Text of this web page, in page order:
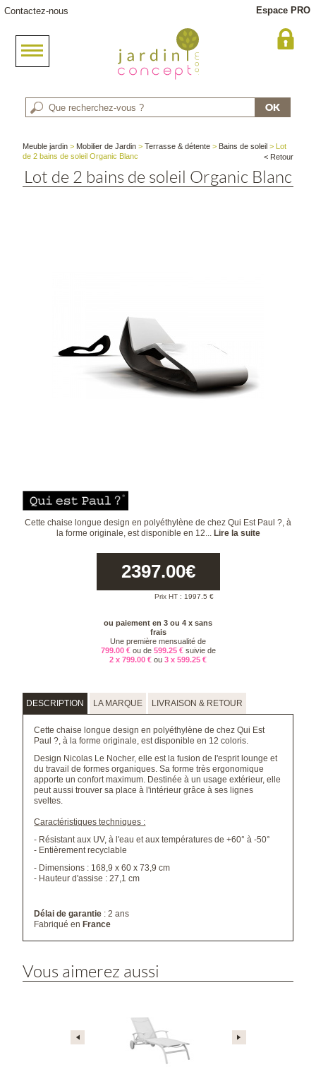
Contactez-nous Espace PRO
Meuble jardin > Mobilier de Jardin >Terrasse & détente > Bains de soleil > Lot
de 2 bains de soleil Organic Blanc
< Retour
Lot de 2 bains de soleil Organic Blanc
Cette chaise longue design en polyéthylène de chez Qui Est Paul ?, à
la forme originale, est disponible en 12... Lire la suite
2397.00€
Prix HT : 1997.5 €
ou paiement en 3 ou 4 x sans
frais
Une première mensualité de
799.00 €ou de 599.25 €suivie de
2 x 799.00 € ou 3 x 599.25 €
DESCRIPTION LA MARQUE LIVRAISON & RETOUR
Cette chaise longue design en polyéthylène de chez Qui Est
Paul ?, à la forme originale, est disponible en 12 coloris.
Design Nicolas Le Nocher, elle est la fusion de l'esprit lounge et
du travail de formes organiques. Sa forme très ergonomique
apporte un confort maximum. Destinée à un usage extérieur, elle
peut aussi trouver sa place à l'intérieur grâce à ses lignes
sveltes.
Caractéristiques techniques :
- Résistant aux UV, à l'eau et aux températures de +60° à -50°
- Entièrement recyclable
- Dimensions : 168,9 x 60 x 73,9 cm
- Hauteur d'assise : 27,1 cm
Délai de garantie : 2 ans
Fabriqué en France
Vous aimerez aussi